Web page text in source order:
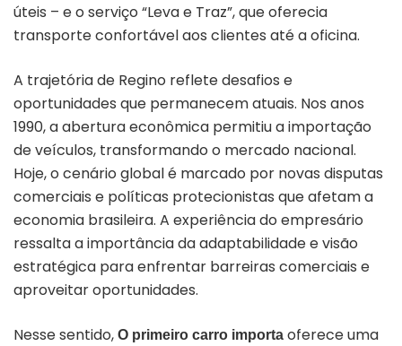
úteis – e o serviço “Leva e Traz”, que oferecia
transporte confortável aos clientes até a oficina.
A trajetória de Regino reflete desafios e
oportunidades que permanecem atuais. Nos anos
1990, a abertura econômica permitiu a importação
de veículos, transformando o mercado nacional.
Hoje, o cenário global é marcado por novas disputas
comerciais e políticas protecionistas que afetam a
economia brasileira. A experiência do empresário
ressalta a importância da adaptabilidade e visão
estratégica para enfrentar barreiras comerciais e
aproveitar oportunidades.
Nesse sentido, O primeiro carro importa oferece uma